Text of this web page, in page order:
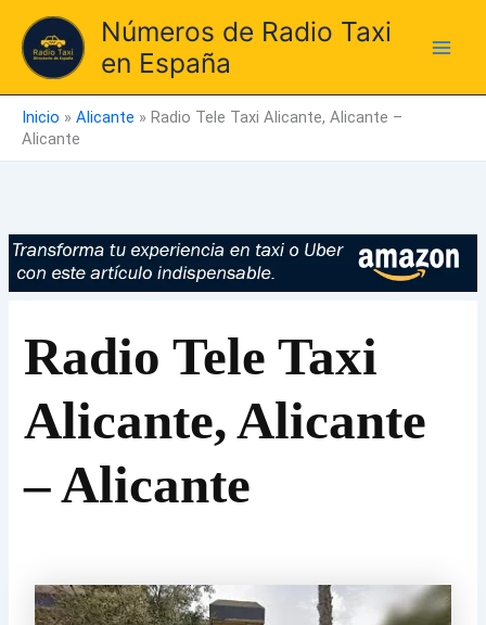
contenido
Números de Radio Taxi
en España
Inicio » Alicante » Radio Tele Taxi Alicante, Alicante –
Alicante
Radio Tele Taxi
Alicante, Alicante
– Alicante